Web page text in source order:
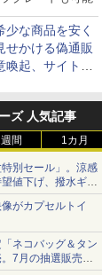
少な商品を安く
せかける偽通販
起、サイト名
ズ 人気記事
間 1カ月
別セール」。涼感
値下げ、撥水ギア
がカプセルトイ
ネコバッグ＆タン
7月の抽選販売の